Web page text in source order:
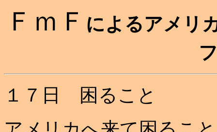
ＦｍＦ によるアメリ
１７日 困ること